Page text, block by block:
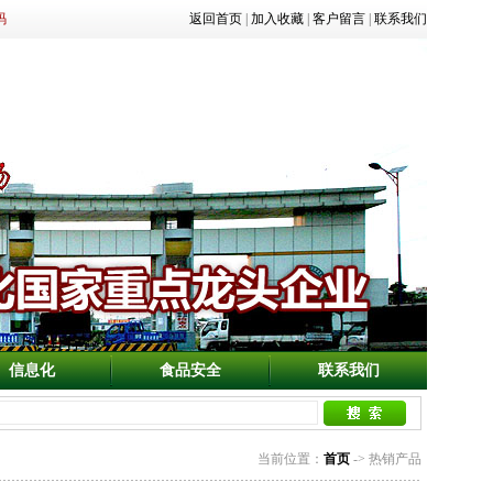
返回首页 加入收藏 客户留言 联系我们
信息化 食品安全 联系我们
当前位置： 首页 -> 热销产品